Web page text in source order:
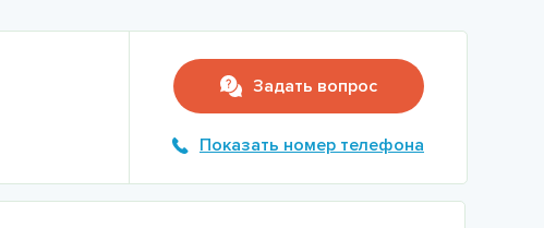
Задать вопрос
Показать номер телефона